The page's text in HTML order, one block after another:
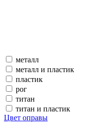
металл
металл и пластик
пластик
рог
титан
титан и пластик
Цвет оправы